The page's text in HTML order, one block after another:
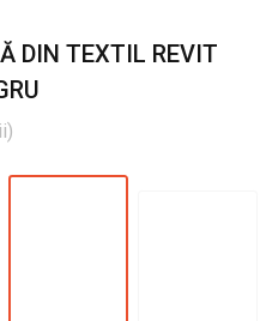
DIN TEXTIL REVIT
)